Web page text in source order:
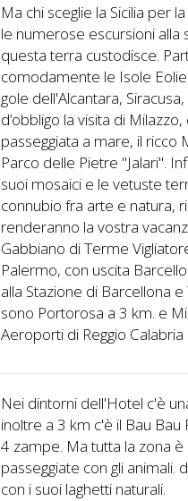
Ma chi sceglie la Sicilia per
le numerose escursioni
questa terra custodisce.
comodamente le Isole
gole dell'Alcantara,
d’obbligo la visita di
passeggiata a mare, il ricco
Parco delle Pietre "Jalari".
suoi mosaici e le vetuste
connubio fra arte e natura,
renderanno la vostra
Gabbiano di Terme
Palermo, con uscita
alla Stazione di Barcellona
sono Portorosa a 3 km. e
Aeroporti di Reggio
Nei dintorni dell'Hotel c'è
inoltre a 3 km c'è il Bau
4 zampe. Ma tutta la zona
passeggiate con gli animali.
con i suoi laghetti naturali.